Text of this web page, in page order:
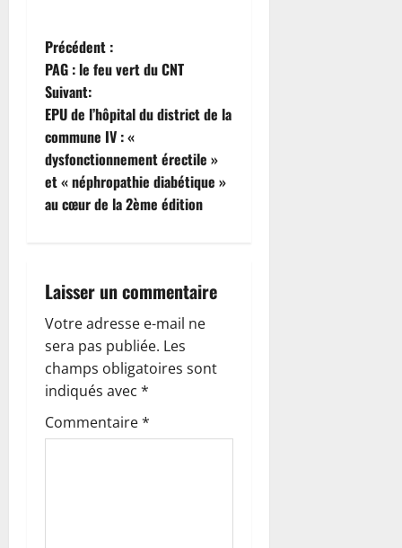
N
a
v
i
g
t
i
o
n
d
Précédent :
PAG : le feu vert du CNT
Suivant:
EPU de l’hôpital du district de la
commune IV : «
dysfonctionnement érectile »
et « néphropathie diabétique »
au cœur de la 2ème édition
Laisser un commentaire
Votre adresse e-mail ne
sera pas publiée. Les
champs obligatoires sont
indiqués avec *
Commentaire*